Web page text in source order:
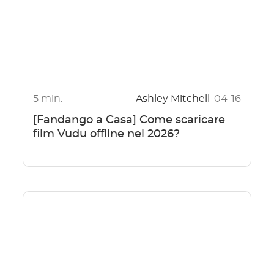
5 min. Ashley Mitchell 04-16
[Fandango a Casa] Come scaricare
film Vudu offline nel 2026?